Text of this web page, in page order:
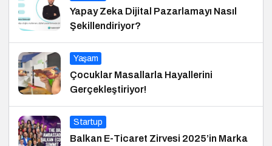
Yapay Zeka Dijital Pazarlamayı Nasıl
Şekillendiriyor?
Yaşam
Çocuklar Masallarla Hayallerini
Gerçekleştiriyor!
Startup
Balkan E-Ticaret Zirvesi 2025’in Marka